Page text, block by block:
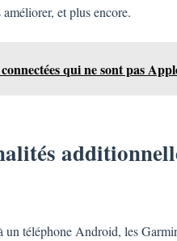
et plus encore.
qui ne sont pas
un téléphone Android, les